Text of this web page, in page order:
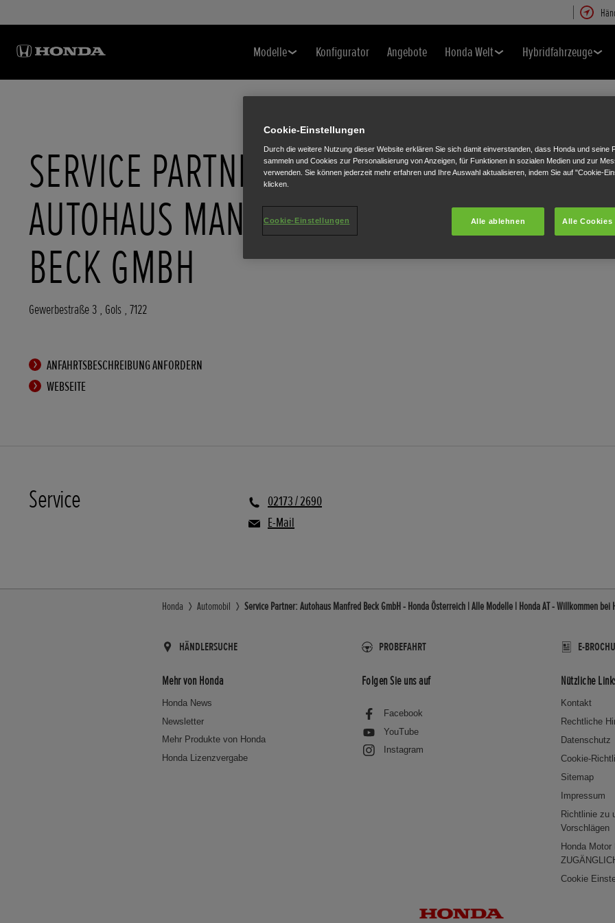
Modelle Konfigurator Angebote Honda Welt Hybridfahrzeuge
SERVICE PARTNER:
AUTOHAUS MANFRED
BECK GMBH
Gewerbestraße 3 , Gols , 7122
ANFAHRTSBESCHREIBUNG ANFORDERN
WEBSEITE
Service
02173 / 2690
E-Mail
Honda Automobil Service Partner: Autohaus Manfred Beck GmbH - Honda Österreich | Alle Modelle | Honda AT - Willkommen bei
HÄNDLERSUCHE PROBEFAHRT E-
Mehr von Honda
Honda News
Newsletter
Mehr Produkte von Honda
Honda Lizenzvergabe
Folgen Sie uns auf
Facebook
YouTube
Instagram
Nützliche
Kontakt
Rechtliche
Datenschutz
Cookie-
Sitemap
Impressum
Richtlinie zu
Vorschlägen
Honda
Cookie
Cookie-Einstellungen
Durch die weitere Nutzung dieser Website erklären Sie sich damit einverstanden, dass Honda und seine
sammeln und Cookies zur Personalisierung von Anzeigen, für Funktionen in sozialen Medien und zur
verwenden. Sie können jederzeit mehr erfahren und Ihre Auswahl aktualisieren, indem Sie auf "Cookie-
klicken.
Alle ablehnen Alle Cookies
Cookie-Einstellungen